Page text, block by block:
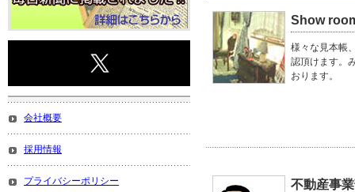
Show
様々な見本帳
認頂けます。
おります。
不動産事
会社概要
採用情報
プライバシーポリシー